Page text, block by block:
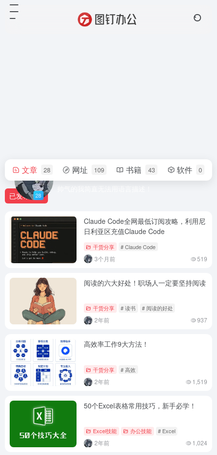
tuding
文章 28 网址 109 书籍 43 软件 0
已发布 28
Claude Code全网最低订阅攻略，利用尼
日利亚区充值Claude Code
干货分享 # Claude Code
3个月前 519
阅读的六大好处！职场人一定要坚持阅读
干货分享 # 读书 # 阅读的好处
2年前 937
高效率工作9大方法！
干货分享 # 高效
2年前 1,519
50个Excel表格常用技巧，新手必学！
Excel技能 办公技能 # Excel
2年前 1,024